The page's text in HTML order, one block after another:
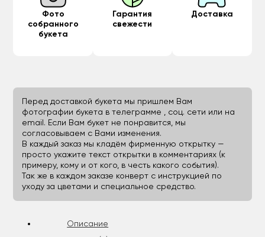
Фото
собранного
букета
Гарантия
свежести
Доставка
Перед доставкой букета мы пришлем Вам
фотографии букета в телеграмме , соц. сети или на
email. Если Вам букет не понравится, мы
согласовываем с Вами изменения.
В каждый заказ мы кладём фирменную открытку —
просто укажите текст открытки в комментариях (к
примеру, кому и от кого, в честь какого события).
Так же в каждом заказе конверт с инструкцией по
уходу за цветами и специальное средство.
Описание